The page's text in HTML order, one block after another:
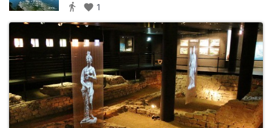
directions_walk favorite 1